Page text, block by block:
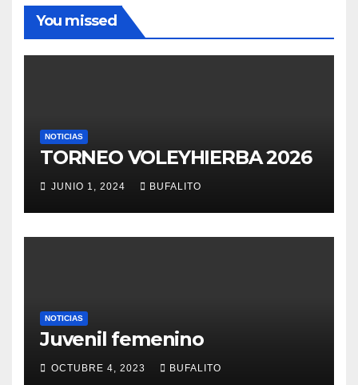
You missed
NOTICIAS
TORNEO VOLEYHIERBA 2026
JUNIO 1, 2024 BUFALITO
NOTICIAS
Juvenil femenino
OCTUBRE 4, 2023 BUFALITO